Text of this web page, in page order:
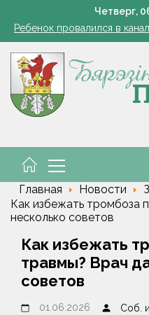
Четверг,
Косить или не косить:
Ребенок провалился в
расходы на
Семинар-совещание по
Косить или не косить:
Главная Новости
Как избежать тромбоза
несколько советов
Как избежать
травмы? Врач
советов
01.06.2026 Соб.